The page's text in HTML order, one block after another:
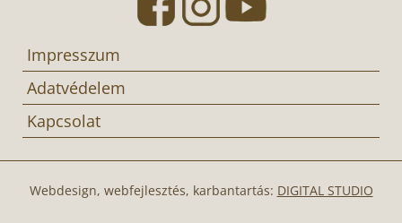
Impresszum
Adatvédelem
Kapcsolat
Webdesign, webfejlesztés, karbantartás: DIGITAL STUDIO